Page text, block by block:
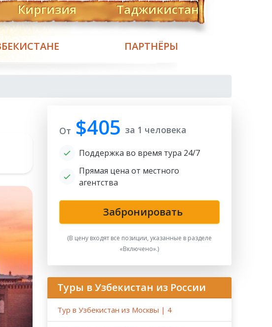
Киргизия Таджикистан
ПАРТНЁРЫ
От $405 за 1 человека
Поддержка во время тура 24/7
Прямая цена от местного
агентства
Забронировать
(В цену входят все позиции, указанные в разделе
«Включено».)
Туры в Узбекистан из России
Тур в Узбекистан из Москвы | 4